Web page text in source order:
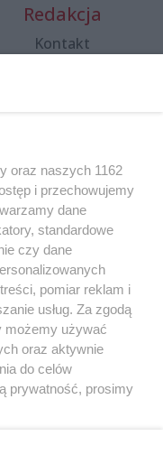
Redakcja
Kontakt
koncert z okazji
urodzin portalu
wSzczecinie.pl
konkursów
"Hej
Jest piątek!"
oraz naszych 1162
i przechowujemy
dane
standardowe
czy dane
pomiar reklam i
usług. Za zgodą
możemy używać
oraz aktywnie
do celów
prywatność, prosimy